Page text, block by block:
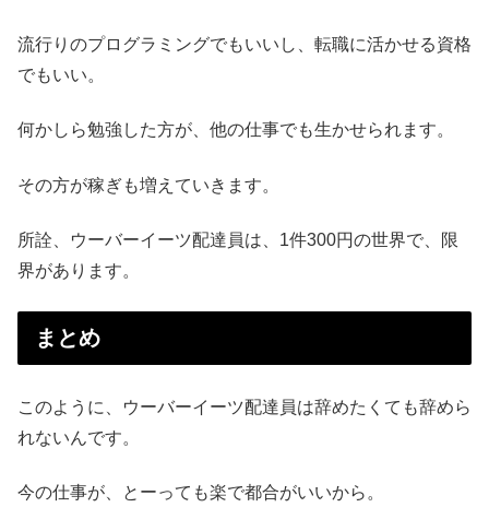
流行りのプログラミングでもいいし、転職に活かせる資格
でもいい。
何かしら勉強した方が、他の仕事でも生かせられます。
その方が稼ぎも増えていきます。
所詮、ウーバーイーツ配達員は、1件300円の世界で、限
界があります。
まとめ
このように、ウーバーイーツ配達員は辞めたくても辞めら
れないんです。
今の仕事が、とーっても楽で都合がいいから。